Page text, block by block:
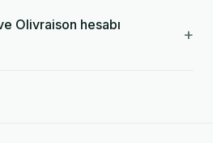
Olivraison hesabı
+